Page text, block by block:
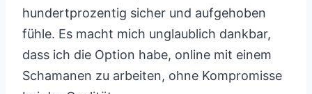
hundertprozentig sicher und aufgehoben
fühle. Es macht mich unglaublich dankbar,
dass ich die Option habe, online mit einem
Schamanen zu arbeiten, ohne Kompromisse